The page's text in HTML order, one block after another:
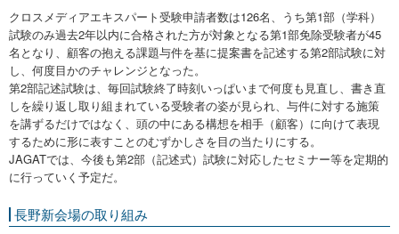
クロスメディアエキスパート受験申請者数は126名、うち第1部（学科）
試験のみ過去2年以内に合格された方が対象となる第1部免除受験者が45
名となり、顧客の抱える課題与件を基に提案書を記述する第2部試験に対
し、何度目かのチャレンジとなった。
第2部記述試験は、毎回試験終了時刻いっぱいまで何度も見直し、書き直
しを繰り返し取り組まれている受験者の姿が見られ、与件に対する施策
を講ずるだけではなく、頭の中にある構想を相手（顧客）に向けて表現
するために形に表すことのむずかしさを目の当たりにする。
JAGATでは、今後も第2部（記述式）試験に対応したセミナー等を定期的
に行っていく予定だ。
長野新会場の取り組み